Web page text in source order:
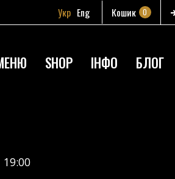
Укр Eng Кошик 0
SHOP ІНФО БЛОГ